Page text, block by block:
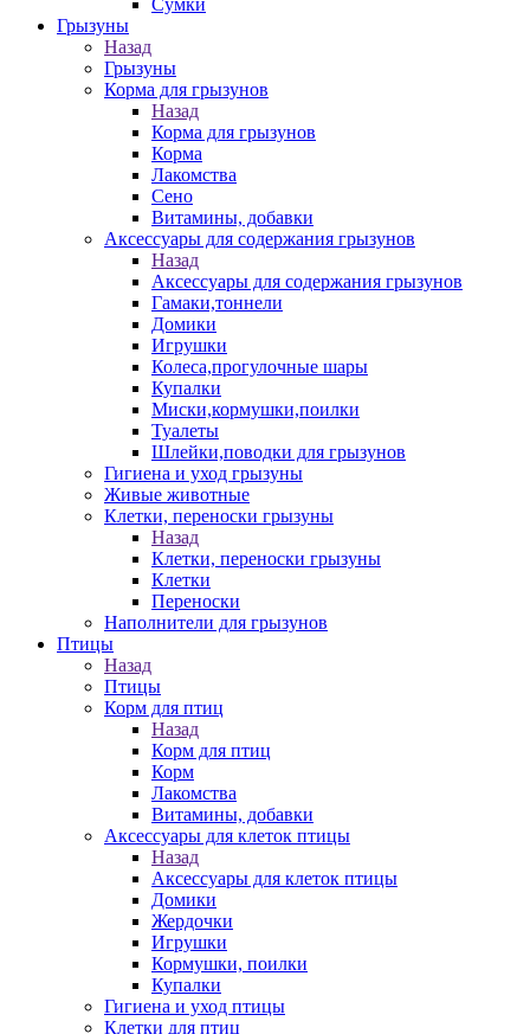
Сумки
Грызуны
Назад
Грызуны
Корма для грызунов
Назад
Корма для грызунов
Корма
Лакомства
Сено
Витамины, добавки
Аксессуары для содержания грызунов
Назад
Аксессуары для содержания грызунов
Гамаки,тоннели
Домики
Игрушки
Колеса,прогулочные шары
Купалки
Миски,кормушки,поилки
Туалеты
Шлейки,поводки для грызунов
Гигиена и уход грызуны
Живые животные
Клетки, переноски грызуны
Назад
Клетки, переноски грызуны
Клетки
Переноски
Наполнители для грызунов
Птицы
Назад
Птицы
Корм для птиц
Назад
Корм для птиц
Корм
Лакомства
Витамины, добавки
Аксессуары для клеток птицы
Назад
Аксессуары для клеток птицы
Домики
Жердочки
Игрушки
Кормушки, поилки
Купалки
Гигиена и уход птицы
Клетки для птиц